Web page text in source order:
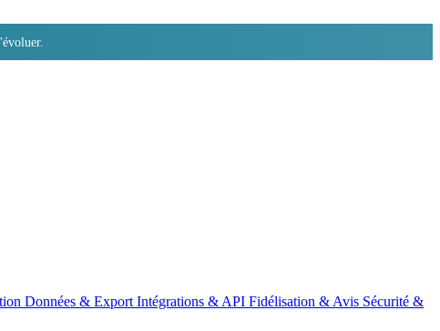
Données & Export Intégrations & API Fidélisation & Avis Sécurité &